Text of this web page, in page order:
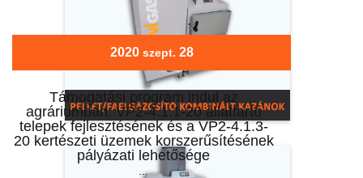
2020 szept. 28
Támogatási program indul az
agráriumban: VP2-4.1.1-20 állattartó
telepek fejlesztésének és a VP2-4.1.3-
20 kertészeti üzemek korszerűsítésének
pályázati lehetősége
...